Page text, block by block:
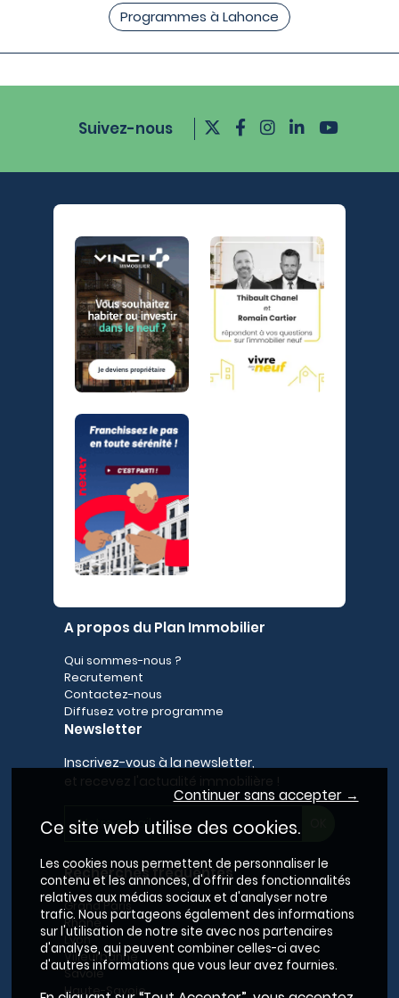
Programmes à Lahonce
Suivez-nous
A propos du Plan Immobilier
Qui sommes-nous ?
Recrutement
Contactez-nous
Diffusez votre programme
Newsletter
Inscrivez-vous à la newsletter,
Recherches fréquentes
Grand Paris
Rhône
Lyon
Villeurbanne
Savoie
Haute-Savoie
Continuer sans accepter →
Ce site web utilise des cookies.
Les cookies nous permettent de personnaliser le
contenu et les annonces, d'offrir des fonctionnalités
relatives aux médias sociaux et d'analyser notre
trafic. Nous partageons également des informations
sur l'utilisation de notre site avec nos partenaires
d'analyse, qui peuvent combiner celles-ci avec
d'autres informations que vous leur avez fournies.